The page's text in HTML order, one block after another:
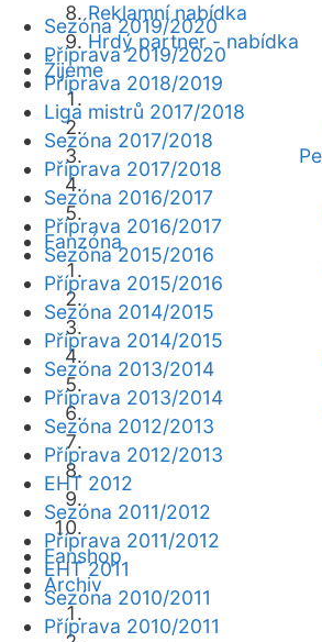
Reklamní nabídka
Hrdý partner - nabídka
Žijeme
Fanzóna
Fanshop
Archiv
Sezóna 2019/2020
Příprava 2019/2020
Příprava 2018/2019
Liga mistrů 2017/2018
Sezóna 2017/2018
Příprava 2017/2018
Sezóna 2016/2017
Příprava 2016/2017
Sezóna 2015/2016
Příprava 2015/2016
Sezóna 2014/2015
Příprava 2014/2015
Sezóna 2013/2014
Příprava 2013/2014
Sezóna 2012/2013
Příprava 2012/2013
EHT 2012
Sezóna 2011/2012
Příprava 2011/2012
EHT 2011
Sezóna 2010/2011
Příprava 2010/2011